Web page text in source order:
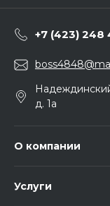
+7 (423) 248
д. 1а
О компании
Услуги